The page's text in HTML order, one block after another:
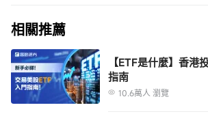
用途。富途證券對因使用本報告中包含的材料而導致的
本報告內的資料來自富途證券在報告發行時相信為正
告並非旨在包含投資者所需要的所有信息，並可能受送
因素所影響。富途證券不明示或暗示地保證或表示任
相關推薦
【ETF是什麼】香港
指南
10.6萬人 瀏覽